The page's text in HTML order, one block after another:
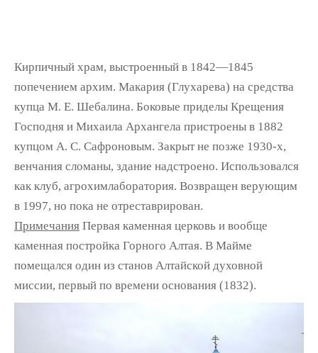
Кирпичный храм, выстроенный в 1842—1845
попечением архим. Макария (Глухарева) на средства
купца М. Е. Шебалина. Боковые приделы Крещения
Господня и Михаила Архангела пристроены в 1882
купцом А. С. Сафроновым. Закрыт не позже 1930-х,
венчания сломаны, здание надстроено. Использовался
как клуб, агрохимлаборатория. Возвращен верующим
в 1997, но пока не отреставрирован.
Примечания Первая каменная церковь и вообще
каменная постройка Горного Алтая. В Майме
помещался один из станов Алтайской духовной
миссии, первый по времени основания (1832).